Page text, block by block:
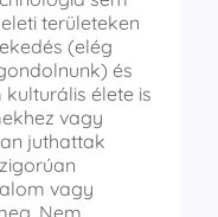
területeken
(elég
és
élete is
vagy
juthattak
vagy
Nem